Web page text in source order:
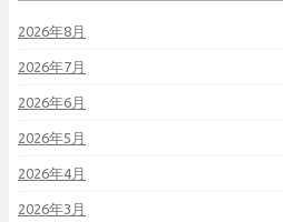
2026年8月
2026年7月
2026年6月
2026年5月
2026年4月
2026年3月